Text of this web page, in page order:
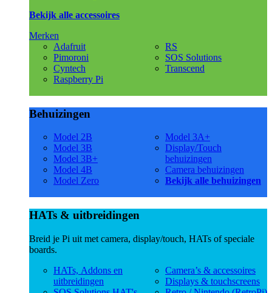
Bekijk alle accessoires
Merken
Adafruit
Pimoroni
Cyntech
Raspberry Pi
RS
SOS Solutions
Transcend
Behuizingen
Model 2B
Model 3B
Model 3B+
Model 4B
Model Zero
Model 3A+
Display/Touch
behuizingen
Camera behuizingen
Bekijk alle behuizingen
HATs & uitbreidingen
Breid je Pi uit met camera, display/touch, HATs of speciale
boards.
HATs, Addons en
uitbreidingen
Camera’s & accessoires
Displays & touchscreens